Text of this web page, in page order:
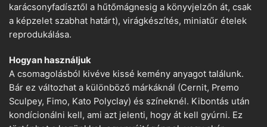
karácsonyfadísztől a hűtőmágnesig a könyvjelzőn át, csak
a képzelet szabhat határt), virágkészítés, miniatűr ételek
reprodukálása.
Hogyan használjuk
A csomagolásból kivéve kissé kemény anyagot találunk.
Bár ez változhat a különböző márkáknál (Cernit, Premo
Sculpey, Fimo, Kato Polyclay) és színeknél. Kibontás után
kondícionálni kell, ami azt jelenti, hogy át kell gyúrni. Ez